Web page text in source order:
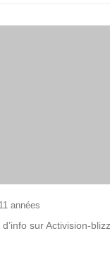
années
sur Activision-